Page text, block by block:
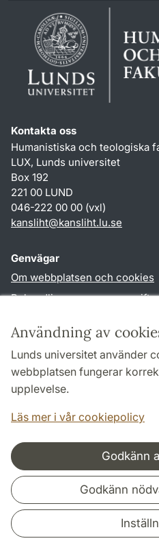
Användning av
Lunds universitet använder
webbplatsen fungerar
upplevelse.
Läs mer i vår cookiepolicy
Godkänn
Godkänn
Kontakta oss
Humanistiska och teologiska
LUX, Lunds universitet
Box 192
221 00 LUND
046-222 00 00 (vxl)
kansliht@kansliht.lu.se
Genvägar
Om webbplatsen och cookies
Behandling av
TYPO3-login
Följ oss i sociala medier
Samarbeten